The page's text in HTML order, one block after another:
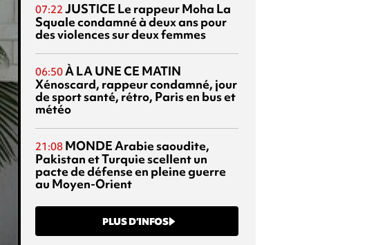
07:22 JUSTICE Le rappeur Moha La
Squale condamné à deux ans pour
des violences sur deux femmes
06:50À LA UNE CE MATIN
Xénoscard, rappeur condamné, jour
de sport santé, rétro, Paris en bus et
météo
21:08 MONDEArabie saoudite,
Pakistan et Turquie scellent un
pacte de défense en pleine guerre
au Moyen-Orient
PLUS D’INFOS